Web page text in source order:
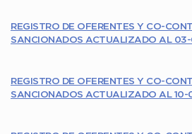
REGISTRO DE OFERENTES Y CO-
SANCIONADOS ACTUALIZADO AL
REGISTRO DE OFERENTES Y CO-
SANCIONADOS ACTUALIZADO AL